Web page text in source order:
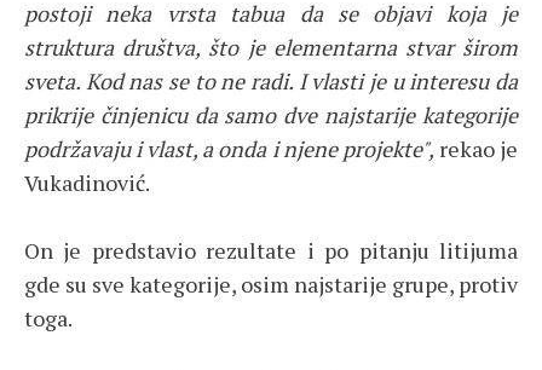
postoji neka vrsta tabua da se objavi koja je
struktura društva, što je elementarna stvar širom
sveta. Kod nas se to ne radi. I vlasti je u interesu da
prikrije činjenicu da samo dve najstarije kategorije
podržavaju i vlast, a onda i njene projekte", rekao je
Vukadinović.
On je predstavio rezultate i po pitanju litijuma
gde su sve kategorije, osim najstarije grupe, protiv
toga.